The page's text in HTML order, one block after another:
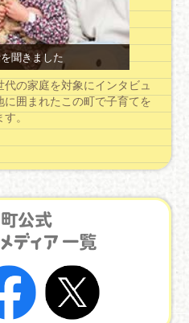
聞きました
の家庭を対象にインタビュ
囲まれたこの町で子育てを
。